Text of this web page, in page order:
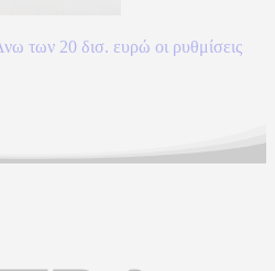
των 20 δισ. ευρώ οι ρυθμίσεις